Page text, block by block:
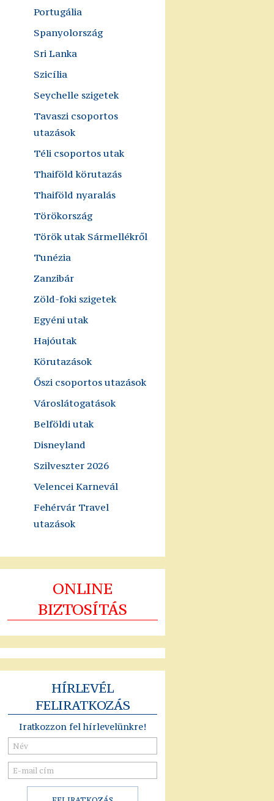
Portugália
Spanyolország
Sri Lanka
Szicília
Seychelle szigetek
Tavaszi csoportos
utazások
Téli csoportos utak
Thaiföld körutazás
Thaiföld nyaralás
Törökország
Török utak Sármellékről
Tunézia
Zanzibár
Zöld-foki szigetek
Egyéni utak
Hajóutak
Körutazások
Őszi csoportos utazások
Városlátogatások
Belföldi utak
Disneyland
Szilveszter 2026
Velencei Karnevál
Fehérvár Travel
utazások
ONLINE
BIZTOSÍTÁS
HÍRLEVÉL
FELIRATKOZÁS
Iratkozzon fel hírlevelünkre!